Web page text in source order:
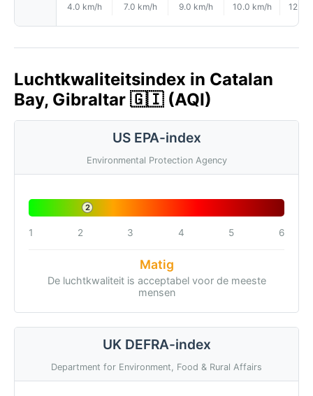
4.0 km/h 7.0 km/h 9.0 km/h 10.0 km/h 12.0
Luchtkwaliteitsindex in Catalan
Bay, Gibraltar 🇬🇮 (AQI)
US EPA-index
Environmental Protection Agency
2
1 2 3 4 5 6
Matig
De luchtkwaliteit is acceptabel voor de meeste
mensen
UK DEFRA-index
Department for Environment, Food & Rural Affairs